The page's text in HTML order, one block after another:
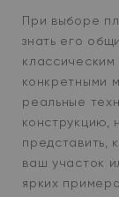
При выборе
знать его
классическим
конкретными
реальные
конструкцию,
представить,
ваш участок
ярких